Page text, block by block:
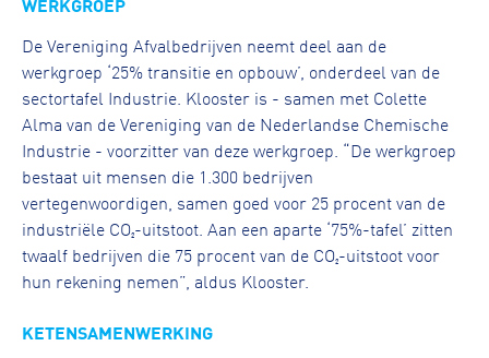
De Vereniging Afvalbedrijven neemt deel aan de
werkgroep ‘25% transitie en opbouw’, onderdeel van de
sectortafel Industrie. Klooster is - samen met Colette
Alma van de Vereniging van de Nederlandse Chemische
Industrie - voorzitter van deze werkgroep. “De werkgroep
bestaat uit mensen die 1.300 bedrijven
vertegenwoordigen, samen goed voor 25 procent van de
industriële CO₂-uitstoot. Aan een aparte ‘75%-tafel’ zitten
twaalf bedrijven die 75 procent van de CO₂-uitstoot voor
hun rekening nemen”, aldus Klooster.
KETENSAMENWERKING